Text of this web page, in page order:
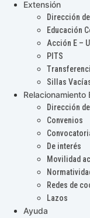
Extensión
Dirección
Educación
Acción E –
PITS
Sillas
Relacionamiento
Dirección
Convenios
De interés
Movilidad
Redes de
Lazos
Ayuda